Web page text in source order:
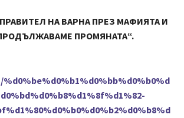
НА ВАРНА ПРЕЗ МАФИЯТА И
ПРОМЯНАТА“.